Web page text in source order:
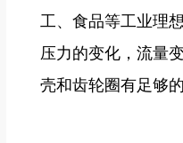
工、食品等工业理
压力的变化，流量
壳和齿轮圈有足够